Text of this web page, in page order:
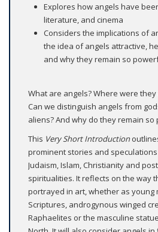
Explores how angels have
literature, and cinema
Considers the implications of
the idea of angels attractive,
and why they remain so
What are angels? Where were
Can we distinguish angels from
aliens? And why do they remain so
This Very Short Introduction
prominent stories and
Judaism, Islam, Christianity and
spiritualities. It reflects on the way
portrayed in art, whether as young
Scriptures, androgynous winged
Raphaelites or the masculine